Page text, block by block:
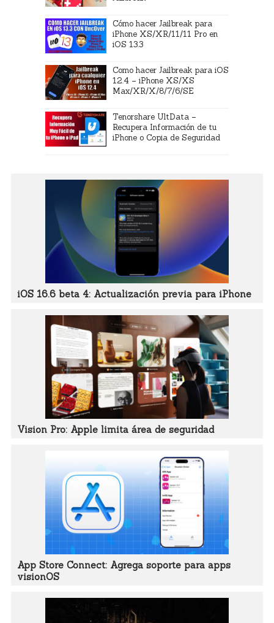
Cómo hacer Jailbreak para
iPhone XS/XR/11/11 Pro en
iOS 13.3
Como hacer Jailbreak para iOS
12.4 – iPhone XS/XS
Max/XR/X/8/7/6/SE
Tenorshare UltData –
Recupera Información de tu
iPhone o Copia de Seguridad
iOS 16.6 beta 4: Actualización previa para iPhone
Vision Pro: Apple limita área de seguridad
App Store Connect: Agrega soporte para apps
visionOS